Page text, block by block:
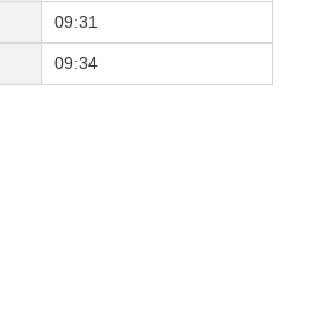
09:31
09:34